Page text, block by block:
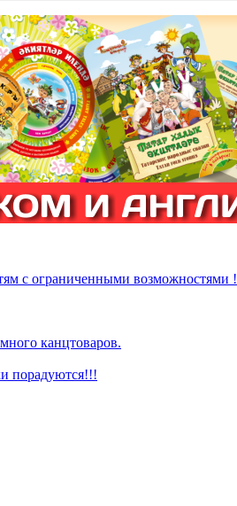
с ограниченными возможностями !
канцтоваров.
порадуются!!!